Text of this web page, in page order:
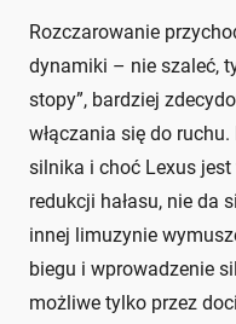
Rozczarowanie
dynamiki – nie szaleć,
stopy”, bardziej
włączania się do
silnika i choć Lexus
redukcji hałasu, nie da
innej limuzynie
biegu i wprowadzenie
możliwe tylko przez